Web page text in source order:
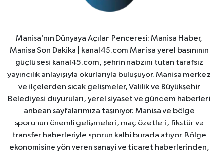
Manisa’nın Dünyaya Açılan Penceresi: Manisa Haber,
Manisa Son Dakika | kanal45.com Manisa yerel basınının
güçlü sesi kanal45.com, şehrin nabzını tutan tarafsız
yayıncılık anlayışıyla okurlarıyla buluşuyor. Manisa merkez
ve ilçelerden sıcak gelişmeler, Valilik ve Büyükşehir
Belediyesi duyuruları, yerel siyaset ve gündem haberleri
anbean sayfalarımıza taşınıyor. Manisa ve bölge
sporunun önemli gelişmeleri, maç özetleri, fikstür ve
transfer haberleriyle sporun kalbi burada atıyor. Bölge
ekonomisine yön veren sanayi ve ticaret haberlerinden,